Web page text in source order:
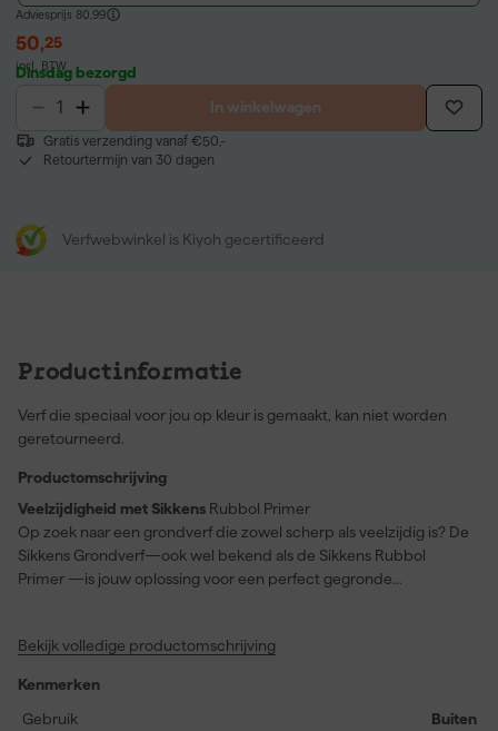
Adviesprijs 80,99
50,25
incl. BTW
Dinsdag bezorgd
In winkelwagen
Gratis verzending vanaf €50,-
Retourtermijn van 30 dagen
Verfwebwinkel is Kiyoh gecertificeerd
Productinformatie
Verf die speciaal voor jou op kleur is gemaakt, kan niet worden
geretourneerd.
Productomschrijving
Veelzijdigheid met Sikkens Rubbol Primer
Op zoek naar een grondverf die zowel scherp als veelzijdig is? De
Sikkens Grondverf—ook wel bekend als de Sikkens Rubbol
Primer —is jouw oplossing voor een perfect gegronde
metalen ondergronden optimaal voorbereid zijn. Met een
meter per liter kun je flink aan de slag. Daarnaast is de Sikkens
Grondverf stofdroog na slechts 4 uur en overschilderbaar na 18
Bekijk volledige productomschrijving
Kenmerken
Gebruik
Buiten